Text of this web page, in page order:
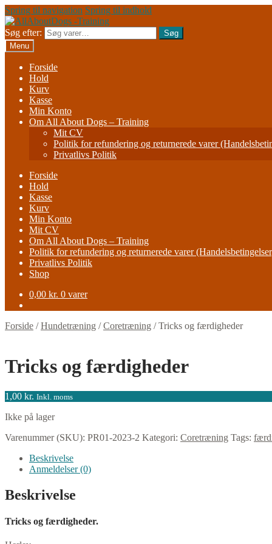
Spring til navigation Spring til indhold
Søg efter:
Søg
Menu
Forside
Hold
Kurv
Kasse
Min Konto
Om All About Dogs – Training
Mit CV
Politik for refundering og returnerede varer
Privatlivs Politik
Forside
Hold
Kasse
Kurv
Min Konto
Mit CV
Om All About Dogs – Training
Politik for refundering og returnerede varer
Privatlivs Politik
Shop
0,00 kr. 0 varer
Forside /Hundetræning /Coretræning /Tricks og færdigheder
Tricks og færdigheder
1,00 kr. Inkl. moms
Ikke på lager
Varenummer (SKU): PR01-2023-2 Kategori: Coretræning Tags:
Beskrivelse
Anmeldelser (0)
Beskrivelse
Tricks og færdigheder.